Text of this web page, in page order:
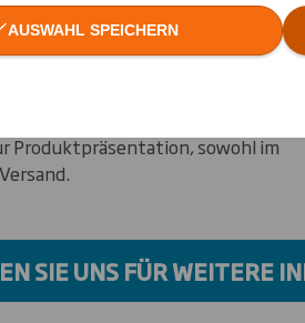
in diesen Märkten
aus Wellpappe und Karton zum
Produktpräsentation, sowohl im
SIE UNS FÜR WEITERE